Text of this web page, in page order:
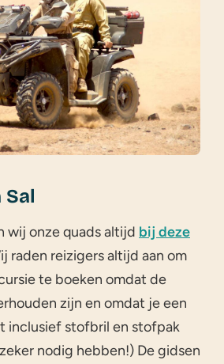
Sal
wij onze quads altijd bij deze
raden reizigers altijd aan om
te boeken omdat de
zijn en omdat je een
inclusief stofbril en stofpak
nodig hebben!) De gidsen